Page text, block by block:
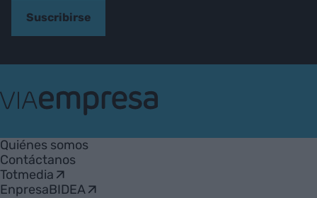
Suscribirse
Empresa
Quiénes somos
Contáctanos
Totmedia
EnpresaBIDEA